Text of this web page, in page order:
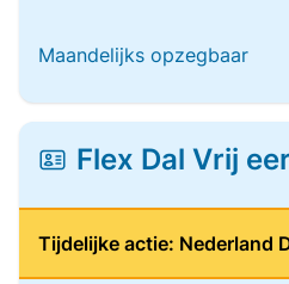
Maandelijks opzegbaar
Flex Dal Vrij
Tijdelijke actie: Nederland